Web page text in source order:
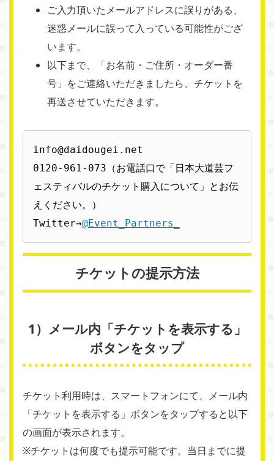
ご入力頂いたメールアドレスに誤りがある、
迷惑メールに誤って入っている可能性がござ
います。
以下まで、「お名前・ご住所・オーダー番
号」をご連絡いただきましたら、チケットを
再送させていただきます。
info@daidougei.net
0120-961-073（お電話口で「日本大道芸フ
ェスティバルのチケット購入について」とお伝
えください。）
Twitter→@Event_Partners_
チケットの提示方法
1）メール内「チケットを表示する」
ボタンをタップ
チケット利用時は、スマートフォンにて、メール内
「チケットを表示する」ボタンをタップすると以下
の画面が表示されます。
※チケットは何度でも提示可能です。当日までに提